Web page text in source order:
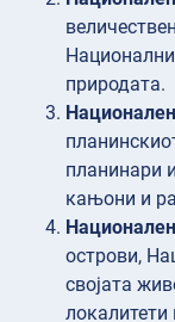
природата.
планинари
кањони и
острови,
својата
локалитети